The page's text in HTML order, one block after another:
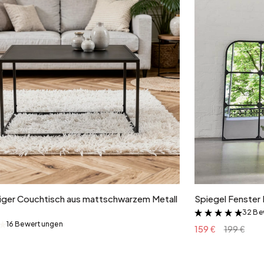
In den Warenkorb
Couchtisch aus mattschwarzem Metall
&
16 Bewertungen
Spiegel Fenster
&
32
159 € 199 €